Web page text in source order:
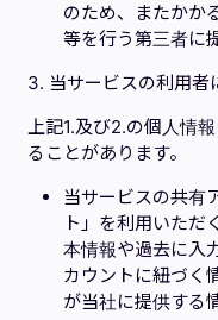
のため、またかか
等を行う第三者に
3. 当サービスの利用者
上記1.及び2.の個人情
ることがあります。
当サービスの共有
ト」を利用いただ
本情報や過去に入
カウントに紐づく
が当社に提供する